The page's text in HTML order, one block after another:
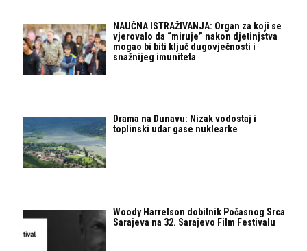
NAUČNA ISTRAŽIVANJA: Organ za koji se
vjerovalo da “miruje” nakon djetinjstva
mogao bi biti ključ dugovječnosti i
snažnijeg imuniteta
Drama na Dunavu: Nizak vodostaj i
toplinski udar gase nuklearke
Woody Harrelson dobitnik Počasnog Srca
Sarajeva na 32. Sarajevo Film Festivalu